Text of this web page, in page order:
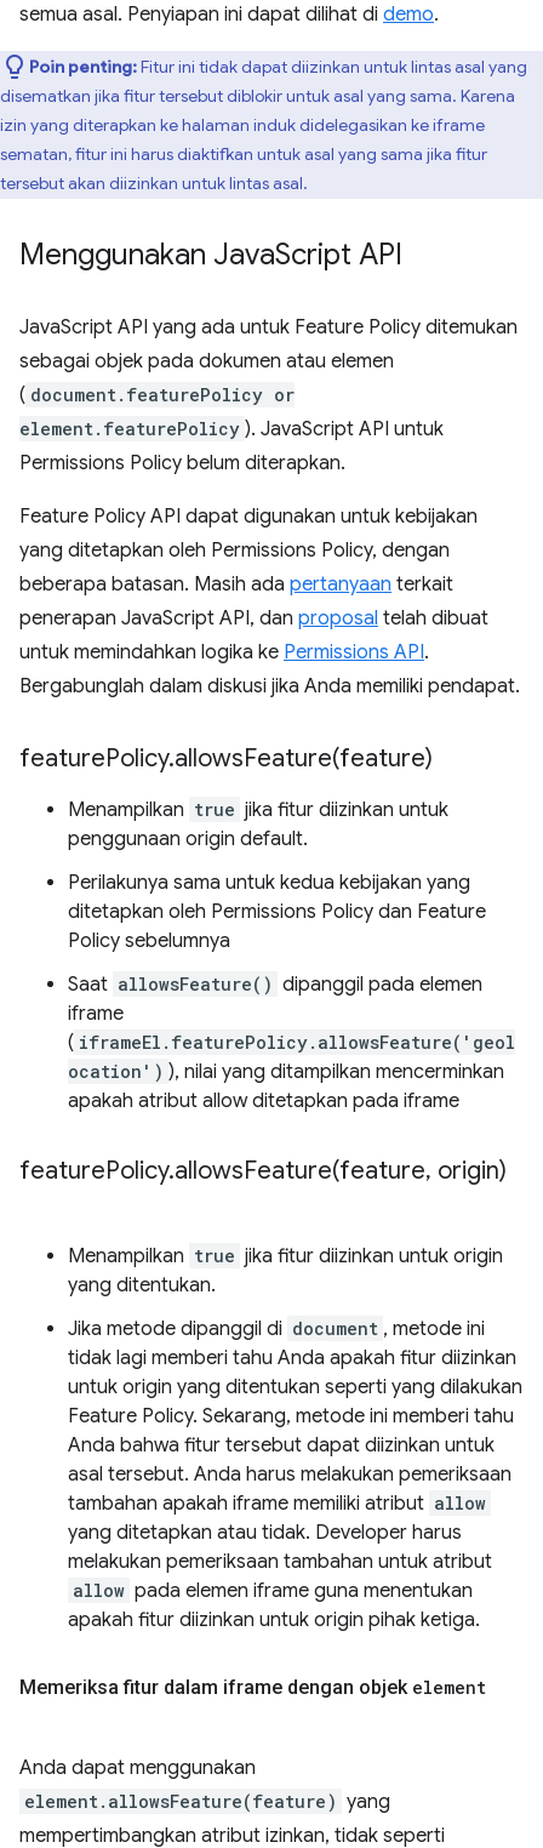
semua asal. Penyiapan ini dapat dilihat di demo.
Poin penting:Fitur ini tidak dapat diizinkan untuk lintas asal yang
disematkan jika fitur tersebut diblokir untuk asal yang sama. Karena
izin yang diterapkan ke halaman induk didelegasikan ke iframe
sematan, fitur ini harus diaktifkan untuk asal yang sama jika fitur
tersebut akan diizinkan untuk lintas asal.
Menggunakan JavaScript API
JavaScript API yang ada untuk Feature Policy ditemukan
sebagai objek pada dokumen atau elemen
( document.featurePolicy or
element.featurePolicy ). JavaScript API untuk
Permissions Policy belum diterapkan.
Feature Policy API dapat digunakan untuk kebijakan
yang ditetapkan oleh Permissions Policy, dengan
beberapa batasan. Masih ada pertanyaan terkait
penerapan JavaScript API, dan proposal telah dibuat
untuk memindahkan logika ke Permissions API.
Bergabunglah dalam diskusi jika Anda memiliki pendapat.
featurePolicy.allowsFeature(feature)
Menampilkan true jika fitur diizinkan untuk
penggunaan origin default.
Perilakunya sama untuk kedua kebijakan yang
ditetapkan oleh Permissions Policy dan Feature
Policy sebelumnya
Saat allowsFeature() dipanggil pada elemen
iframe
( iframeEl.featurePolicy.allowsFeature('geol
ocation') ), nilai yang ditampilkan mencerminkan
apakah atribut allow ditetapkan pada iframe
featurePolicy.allowsFeature(feature, origin)
Menampilkan true jika fitur diizinkan untuk origin
yang ditentukan.
Jika metode dipanggil di document , metode ini
tidak lagi memberi tahu Anda apakah fitur diizinkan
untuk origin yang ditentukan seperti yang dilakukan
Feature Policy. Sekarang, metode ini memberi tahu
Anda bahwa fitur tersebut dapat diizinkan untuk
asal tersebut. Anda harus melakukan pemeriksaan
tambahan apakah iframe memiliki atribut allow
yang ditetapkan atau tidak. Developer harus
melakukan pemeriksaan tambahan untuk atribut
allow pada elemen iframe guna menentukan
apakah fitur diizinkan untuk origin pihak ketiga.
Memeriksa fitur dalam iframe dengan objek element
Anda dapat menggunakan
element.allowsFeature(feature) yang
mempertimbangkan atribut izinkan, tidak seperti